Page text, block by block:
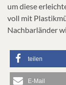
um diese
voll mit
Nachbarländer
teilen
E-Mail